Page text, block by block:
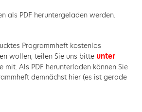
als PDF heruntergeladen werden.
Programmheft kostenlos
wollen, teilen Sie uns bitte unter
mit. Als PDF herunterladen können Sie
demnächst hier (es ist gerade